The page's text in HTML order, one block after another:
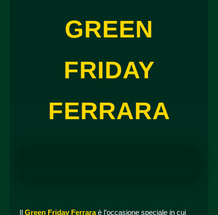
GREEN
FRIDAY
FERRARA
Green Friday Ferraraè l’occasione speciale in cui